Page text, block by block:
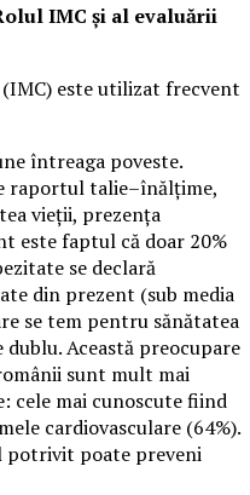
IMC și al evaluării
(IMC) este utilizat frecvent
întreaga poveste.
raportul talie–înălțime,
vieții, prezența
este faptul că doar 20%
se declară
din prezent (sub media
se tem pentru sănătatea
Această preocupare
sunt mult mai
cele mai cunoscute fiind
cardiovasculare (64%).
potrivit poate preveni